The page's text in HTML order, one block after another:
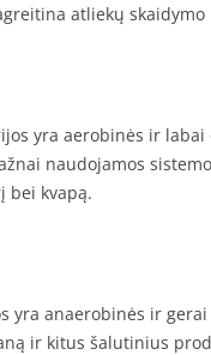
atliekų skaidymo
yra aerobinės ir
naudojamos
bei kvapą.
yra anaerobinės ir gerai
ir kitus šalutinius